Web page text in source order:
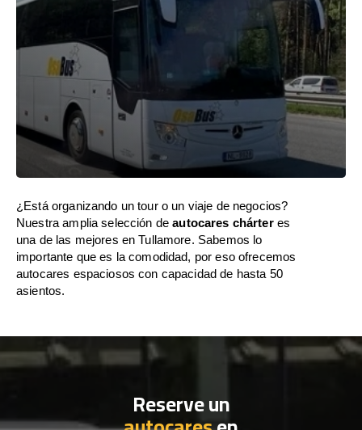
¿Está organizando un tour o un viaje de negocios?
Nuestra amplia selección deautocares chárteres
una de las mejores en Tullamore. Sabemos lo
importante que es la comodidad, por eso ofrecemos
autocares espaciosos con capacidad de hasta 50
asientos.
Reserve un